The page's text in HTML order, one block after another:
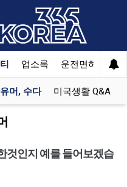
업소록 운전면허 문의
머, 수다 미국생활 Q&A
것인지 예를 들어보겠습